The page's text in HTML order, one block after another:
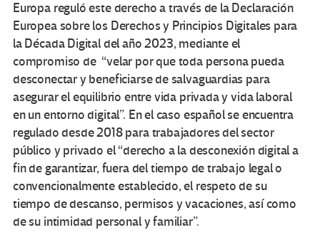
Europa reguló este derecho a través de la Declaración
Europea sobre los Derechos y Principios Digitales para
la Década Digital del año 2023, mediante el
compromiso de “velar por que toda persona pueda
desconectar y beneficiarse de salvaguardias para
asegurar el equilibrio entre vida privada y vida laboral
en un entorno digital”. En el caso español se encuentra
regulado desde 2018 para trabajadores del sector
público y privado el “derecho a la desconexión digital a
fin de garantizar, fuera del tiempo de trabajo legal o
convencionalmente establecido, el respeto de su
tiempo de descanso, permisos y vacaciones, así como
de su intimidad personal y familiar”.